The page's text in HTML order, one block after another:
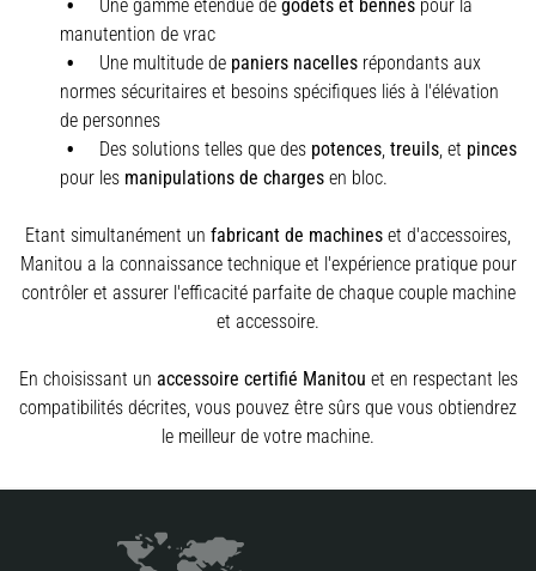
Une gamme étendue de godets et bennes pour la
manutention de vrac
Une multitude de paniers nacelles répondants aux
normes sécuritaires et besoins spécifiques liés à l'élévation
de personnes
Des solutions telles que des potences treuils et pinces
pour les manipulations de charges en bloc.
Etant simultanément un fabricant de machines et d'accessoires,
Manitou a la connaissance technique et l'expérience pratique pour
contrôler et assurer l'efficacité parfaite de chaque couple machine
et accessoire.
En choisissant un accessoire certifié Manitou et en respectant les
compatibilités décrites, vous pouvez être sûrs que vous obtiendrez
le meilleur de votre machine.